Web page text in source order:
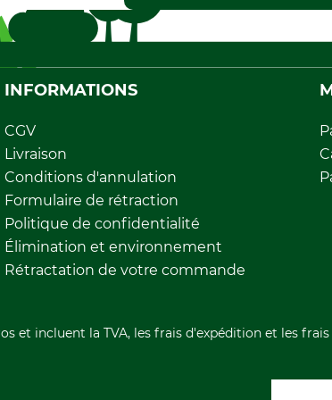
INFORMATIONS
CGV
Livraison
Conditions d'annulation
Formulaire de rétraction
Politique de confidentialité
Élimination et environnement
Rétractation de votre commande
et incluent la TVA, les frais d'expédition et les